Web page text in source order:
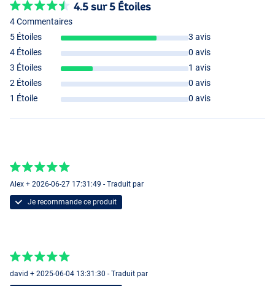
4.5 sur 5 Étoiles
4 Commentaires
5 Étoiles
3 avis
4 Étoiles
0 avis
3 Étoiles
1 avis
2 Étoiles
0 avis
1 Étoile
0 avis
Alex + 2026-06-27 17:31:49 - Traduit par
Je recommande ce produit
david + 2025-06-04 13:31:30 - Traduit par